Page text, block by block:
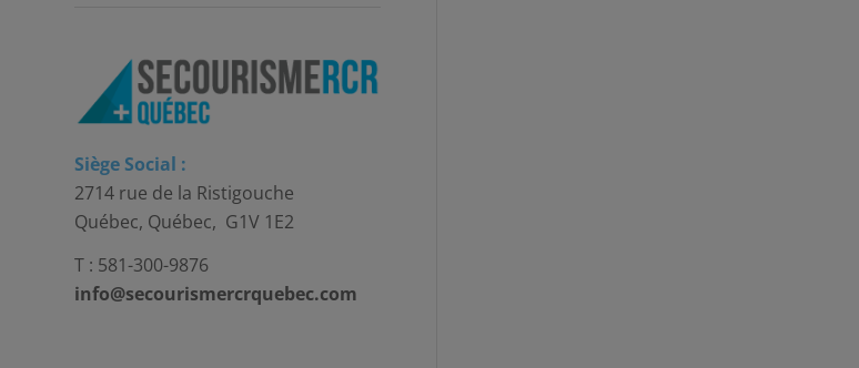
Siège Social :
2714 rue de la Ristigouche
Québec, Québec, G1V 1E2
T : 581-300-9876
info@secourismercrquebec.com